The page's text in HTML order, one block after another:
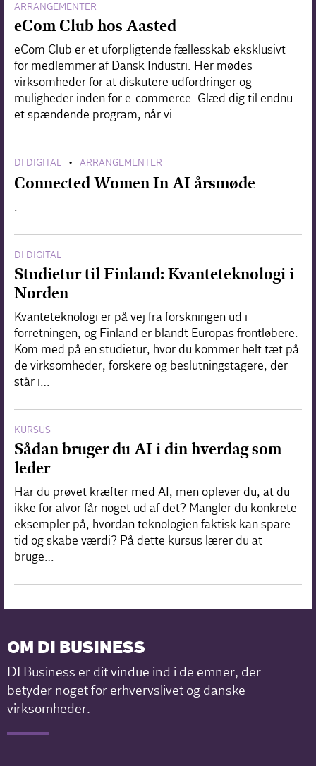
ARRANGEMENTER
eCom Club hos Aasted
eCom Club er et uforpligtende fællesskab eksklusivt
for medlemmer af Dansk Industri. Her mødes
virksomheder for at diskutere udfordringer og
muligheder inden for e-commerce. Glæd dig til endnu
et spændende program, når vi…
DI DIGITAL • ARRANGEMENTER
Connected Women In AI årsmøde
.
DI DIGITAL
Studietur til Finland: Kvanteteknologi i
Norden
Kvanteteknologi er på vej fra forskningen ud i
forretningen, og Finland er blandt Europas frontløbere.
Kom med på en studietur, hvor du kommer helt tæt på
de virksomheder, forskere og beslutningstagere, der
står i…
KURSUS
Sådan bruger du AI i din hverdag som
leder
Har du prøvet kræfter med AI, men oplever du, at du
ikke for alvor får noget ud af det? Mangler du konkrete
eksempler på, hvordan teknologien faktisk kan spare
tid og skabe værdi? På dette kursus lærer du at
bruge…
OM DI BUSINESS
DI Business er dit vindue ind i de emner, der
betyder noget for erhvervslivet og danske
virksomheder.